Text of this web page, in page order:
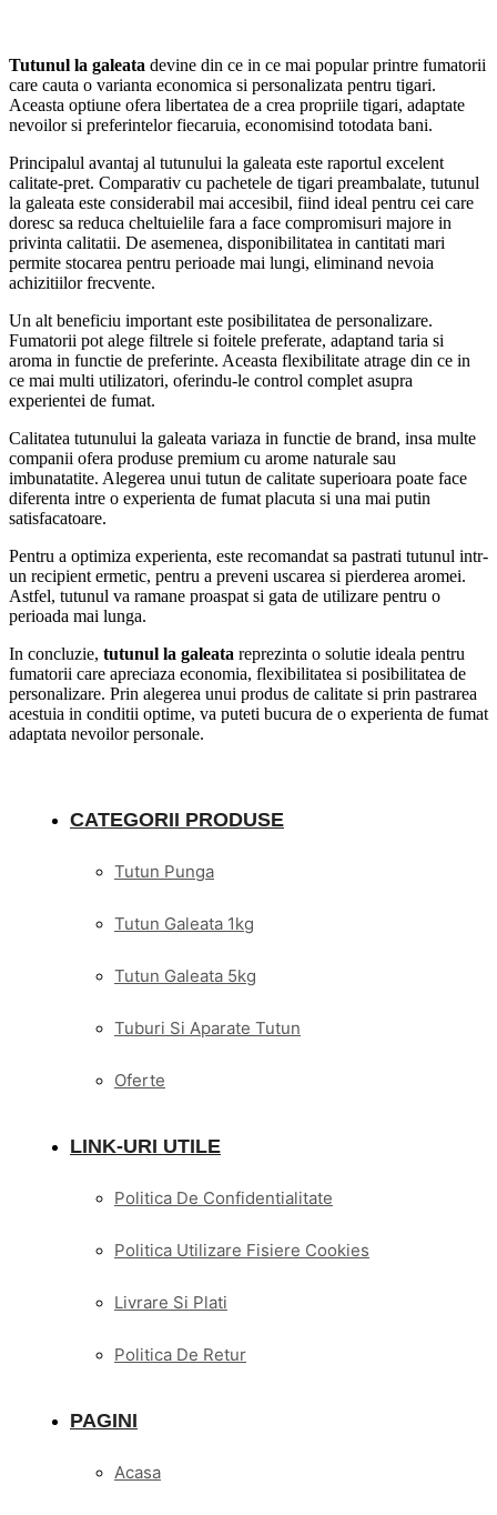
Tutunul la galeata devine din ce in ce mai popular printre fumatorii
care cauta o varianta economica si personalizata pentru tigari.
Aceasta optiune ofera libertatea de a crea propriile tigari, adaptate
nevoilor si preferintelor fiecaruia, economisind totodata bani.
Principalul avantaj al tutunului la galeata este raportul excelent
calitate-pret. Comparativ cu pachetele de tigari preambalate, tutunul
la galeata este considerabil mai accesibil, fiind ideal pentru cei care
doresc sa reduca cheltuielile fara a face compromisuri majore in
privinta calitatii. De asemenea, disponibilitatea in cantitati mari
permite stocarea pentru perioade mai lungi, eliminand nevoia
achizitiilor frecvente.
Un alt beneficiu important este posibilitatea de personalizare.
Fumatorii pot alege filtrele si foitele preferate, adaptand taria si
aroma in functie de preferinte. Aceasta flexibilitate atrage din ce in
ce mai multi utilizatori, oferindu-le control complet asupra
experientei de fumat.
Calitatea tutunului la galeata variaza in functie de brand, insa multe
companii ofera produse premium cu arome naturale sau
imbunatatite. Alegerea unui tutun de calitate superioara poate face
diferenta intre o experienta de fumat placuta si una mai putin
satisfacatoare.
Pentru a optimiza experienta, este recomandat sa pastrati tutunul intr-
un recipient ermetic, pentru a preveni uscarea si pierderea aromei.
Astfel, tutunul va ramane proaspat si gata de utilizare pentru o
perioada mai lunga.
In concluzie, tutunul la galeata reprezinta o solutie ideala pentru
fumatorii care apreciaza economia, flexibilitatea si posibilitatea de
personalizare. Prin alegerea unui produs de calitate si prin pastrarea
acestuia in conditii optime, va puteti bucura de o experienta de fumat
adaptata nevoilor personale.
CATEGORII PRODUSE
Tutun Punga
Tutun Galeata 1kg
Tutun Galeata 5kg
Tuburi Si Aparate Tutun
Oferte
LINK-URI UTILE
Politica De Confidentialitate
Politica Utilizare Fisiere Cookies
Livrare Si Plati
Politica De Retur
PAGINI
Acasa